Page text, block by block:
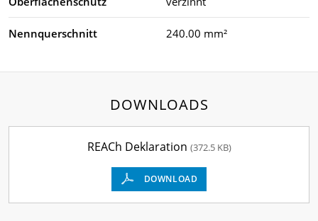
Nennquerschnitt 240.00 mm²
DOWNLOADS
REACh Deklaration (372.5 KB)
DOWNLOAD